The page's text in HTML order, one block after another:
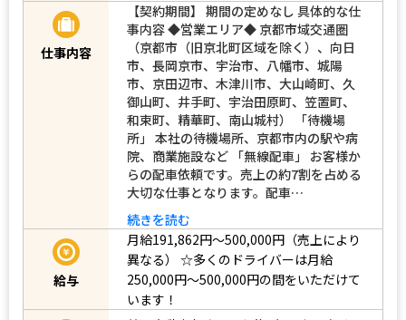
仕事内容
【契約期間】 期間の定めなし 具体的な仕
事内容 ◆営業エリア◆ 京都市域交通圏
（京都市（旧京北町区域を除く）、向日
市、長岡京市、宇治市、八幡市、城陽
市、京田辺市、木津川市、大山崎町、久
御山町、井手町、宇治田原町、笠置町、
和束町、精華町、南山城村） 「待機場
所」 本社の待機場所、京都市内の駅や病
院、商業施設など 「無線配車」 お客様か
らの配車依頼です。売上の約7割を占める
大切な仕事となります。配車…
続きを読む
給与
月給191,862円～500,000円（売上により
異なる）
☆多くのドライバーは月給
250,000円～500,000円の間をいただけて
います！